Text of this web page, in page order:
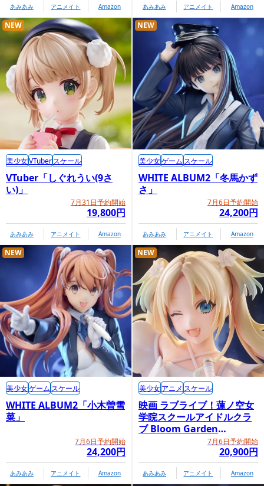
あみあみ アニメイト Amazon あみあみ アニメイト Amazon
VTuber「しぐれうい(9さ
い)」
7月31日予約開始
19,800円
NEW
美少女VTuberスケール
あみあみ アニメイト Amazon
WHITE ALBUM2「冬馬かず
さ」
7月6日予約開始
24,200円
NEW
美少女ゲーム スケール
あみあみ アニメイト Amazon
WHITE ALBUM2「小木曽雪
菜」
7月6日予約開始
24,200円
NEW
美少女ゲーム スケール
あみあみ アニメイト Amazon
映画 ラブライブ！蓮ノ空女
学院スクールアイドルクラ
ブ Bloom Garden
Party「大沢瑠璃乃」7月6日予約開始
20,900円
NEW
美少女アニメ スケール
あみあみ アニメイト Amazon